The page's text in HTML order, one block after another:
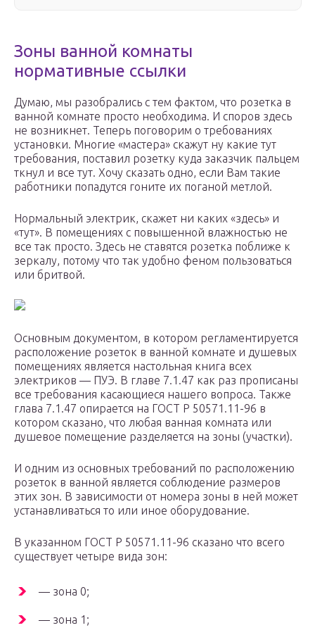
Зоны ванной комнаты
нормативные ссылки
Думаю, мы разобрались с тем фактом, что розетка в
ванной комнате просто необходима. И споров здесь
не возникнет. Теперь поговорим о требованиях
установки. Многие «мастера» скажут ну какие тут
требования, поставил розетку куда заказчик пальцем
ткнул и все тут. Хочу сказать одно, если Вам такие
работники попадутся гоните их поганой метлой.
Нормальный электрик, скажет ни каких «здесь» и
«тут». В помещениях с повышенной влажностью не
все так просто. Здесь не ставятся розетка поближе к
зеркалу, потому что так удобно феном пользоваться
или бритвой.
Основным документом, в котором регламентируется
расположение розеток в ванной комнате и душевых
помещениях является настольная книга всех
электриков — ПУЭ. В главе 7.1.47 как раз прописаны
все требования касающиеся нашего вопроса. Также
глава 7.1.47 опирается на ГОСТ Р 50571.11-96 в
котором сказано, что любая ванная комната или
душевое помещение разделяется на зоны (участки).
И одним из основных требований по расположению
розеток в ванной является соблюдение размеров
этих зон. В зависимости от номера зоны в ней может
устанавливаться то или иное оборудование.
В указанном ГОСТ Р 50571.11-96 сказано что всего
существует четыре вида зон:
— зона 0;
— зона 1;